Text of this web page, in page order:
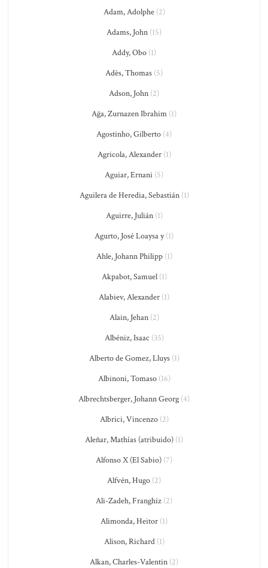
Adam, Adolphe(2)
Adams, John (15)
Addy, Obo (1)
Adès, Thomas (5)
Adson, John (2)
Ağa, Zurnazen Ibrahim (1)
Agostinho, Gilberto (4)
Agricola, Alexander(1)
Aguiar, Ernani (5)
Aguilera de Heredia, Sebastián(1)
Aguirre, Julián(1)
Agurto, José Loaysa y(1)
Ahle, Johann Philipp(1)
Akpabot, Samuel(1)
Alabiev, Alexander (1)
Alain, Jehan(2)
Albéniz, Isaac (35)
Alberto de Gomez, Lluys(1)
Albinoni, Tomaso(16)
Albrechtsberger, Johann Georg (4)
Albrici, Vincenzo(2)
Aleñar, Mathías (atribuido) (1)
Alfonso X (El Sabio) (7)
Alfvén, Hugo (2)
Ali-Zadeh, Franghiz (2)
Alimonda, Heitor (1)
Alison, Richard(1)
Alkan, Charles-Valentin (2)